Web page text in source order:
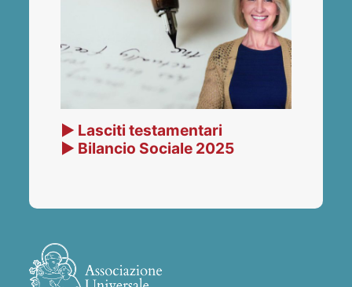
▶ Lasciti testamentari
▶ Bilancio Sociale 2025